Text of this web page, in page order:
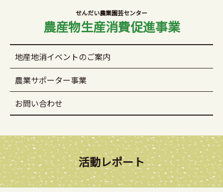
せんだい農業園芸センター
農産物生産消費促進事業
地産地消イベントのご案内
農業サポーター事業
お問い合わせ
活動レポート